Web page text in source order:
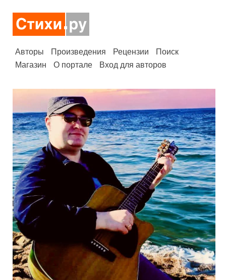
Авторы Произведения Рецензии
Поиск
Магазин
О портале Вход для авторов